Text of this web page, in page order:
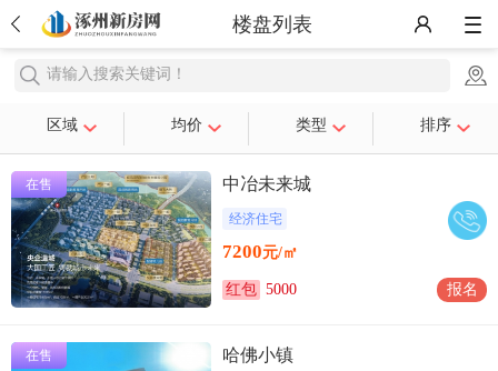
楼盘列表
请输入搜索关键词！
区域 均价 类型 排序
在售 中冶未来城
经济住宅
7200元/㎡
红包 5000 报名
在售 哈佛小镇